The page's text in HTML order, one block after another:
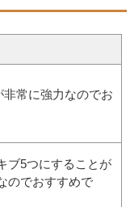
常に強力なのでお
ブ5つにすることが
のでおすすめで